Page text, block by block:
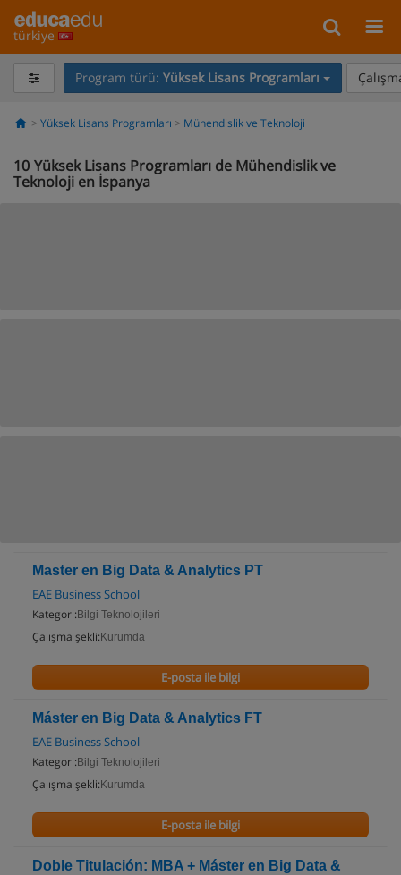
türkiye
Program türü: Yüksek Lisans Programları
Yüksek Lisans Programları Mühendislik ve Teknoloji
10 Yüksek Lisans Programları de Mühendislik ve
Teknoloji en İspanya
Master en Big Data & Analytics PT
EAE Business School
Kategori: Bilgi Teknolojileri
Çalışma şekli: Kurumda
E-posta ile bilgi
Máster en Big Data & Analytics FT
EAE Business School
Kategori: Bilgi Teknolojileri
Çalışma şekli: Kurumda
E-posta ile bilgi
Doble Titulación: MBA + Máster en Big Data &